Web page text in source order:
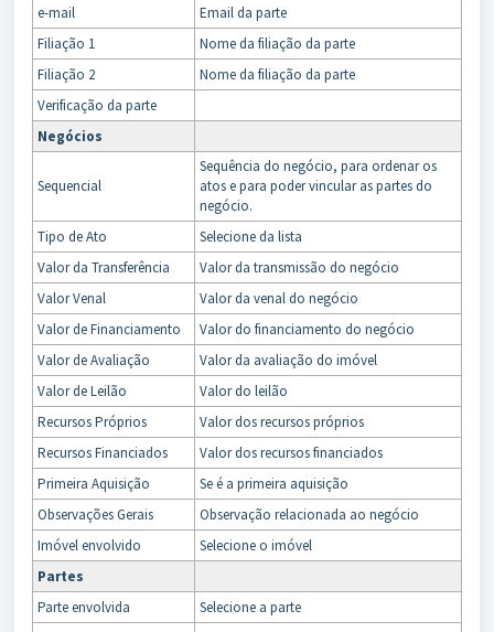
e-mail
Email da parte
Filiação 1
Nome da filiação da parte
Filiação 2
Nome da filiação da parte
Verificação da parte
Negócios
Sequencial
Sequência do negócio, para ordenar os
atos e para poder vincular as partes do
negócio.
Tipo de Ato
Selecione da lista
Valor da Transferência
Valor da transmissão do negócio
Valor Venal
Valor da venal do negócio
Valor de Financiamento
Valor do financiamento do negócio
Valor de Avaliação
Valor da avaliação do imóvel
Valor de Leilão
Valor do leilão
Recursos Próprios
Valor dos recursos próprios
Recursos Financiados
Valor dos recursos financiados
Primeira Aquisição
Se é a primeira aquisição
Observações Gerais
Observação relacionada ao negócio
Imóvel envolvido
Selecione o imóvel
Partes
Parte envolvida
Selecione a parte